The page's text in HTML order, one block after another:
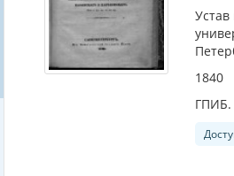
1840
ГПИБ.